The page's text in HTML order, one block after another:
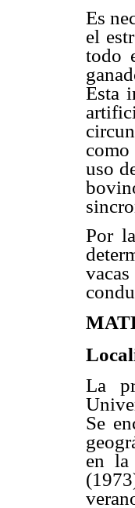
Es
el
todo
Esta
uso
Por
La
Se
en la